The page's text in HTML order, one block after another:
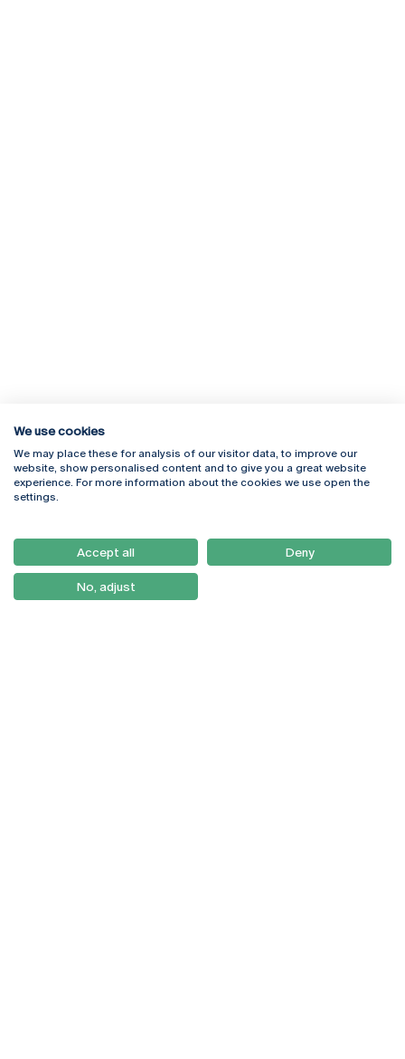
Rua Diogo Botelho 1327
4169-005 Porto
+351 226 196 240
Campus Online
Webmail
Como Chegar
Newsletter
We use cookies
We may place these for analysis of our visitor data, to improve our
website, show personalised content and to give you a great website
experience. For more information about the cookies we use open the
settings.
Accept all Deny
No, adjust